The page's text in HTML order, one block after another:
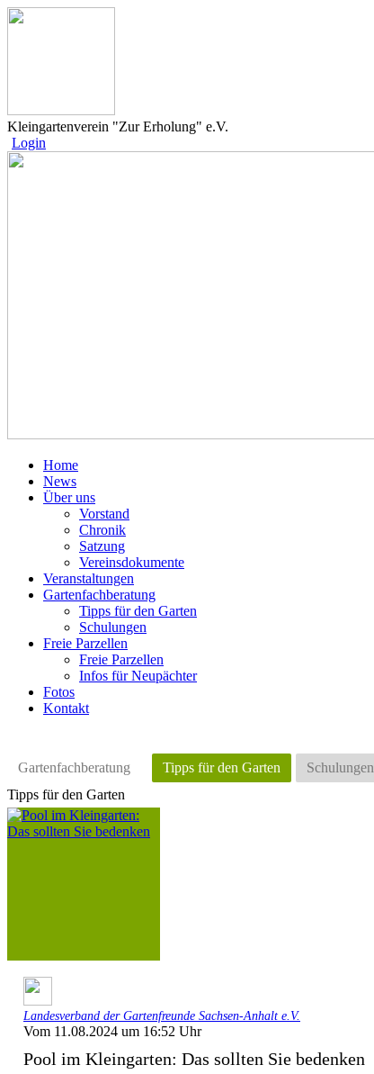
Kleingartenverein "Zur Erholung" e.V.
Login
Home
News
Über uns
Vorstand
Chronik
Satzung
Vereinsdokumente
Veranstaltungen
Gartenfachberatung
Tipps für den Garten
Schulungen
Freie Parzellen
Freie Parzellen
Infos für Neupächter
Fotos
Kontakt
Gartenfachberatung Tipps für den Garten
Schulungen
Tipps für den Garten
Landesverband der Gartenfreunde Sachsen-Anhalt e.V.
Vom 11.08.2024 um 16:52 Uhr
Pool im Kleingarten: Das sollten Sie bedenken